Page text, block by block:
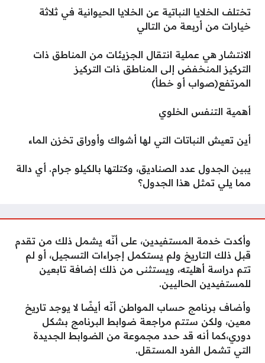
تختلف الخلايا النباتية عن الخلايا الحيوانية في ثلاثة
خيارات من أربعة من التالي
الانتشار هي عملية انتقال الجزيئات من المناطق ذات
التركيز المنخفض إلى المناطق ذات التركيز
المرتفع(صواب أو خطأ)
أهمية التنفس الخلوي
أين تعيش النباتات التي لها أشواك وأوراق تخزن الماء
يبين الجدول عدد الصناديق، وكتلتها بالكيلو جرام. أي دالة
مما يلي تمثل هذا الجدول؟
وأكدت خدمة المستفيدين، على أنّه يشمل ذلك من تقدم
قبل ذلك التاريخ ولم يستكمل إجراءات التسجيل، أو لم
تتم دراسة أهليته، ويستثنى من ذلك إضافة تابعين
للمستفيدين الحاليين.
وأضاف برنامج حساب المواطن أنّه أيضًا لا يوجد تاريخ
معين، ولكن ستتم مراجعة ضوابط البرنامج بشكل
دوري،كما أنه قد حدد مجموعة من الضوابط الجديدة
التي تشمل الفرد المستقل.